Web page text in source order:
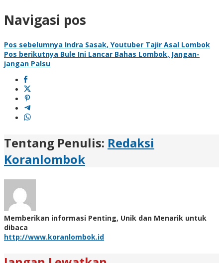
Navigasi pos
Pos sebelumnya Indra Sasak, Youtuber Tajir Asal Lombok
Pos berikutnya Bule Ini Lancar Bahas Lombok, Jangan-
jangan Palsu
Tentang Penulis: Redaksi
Koranlombok
Memberikan informasi Penting, Unik dan Menarik untuk
dibaca
http://www.koranlombok.id